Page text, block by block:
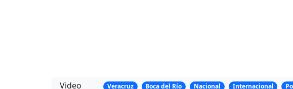
Video
Veracruz Boca del Río Nacional Internacional